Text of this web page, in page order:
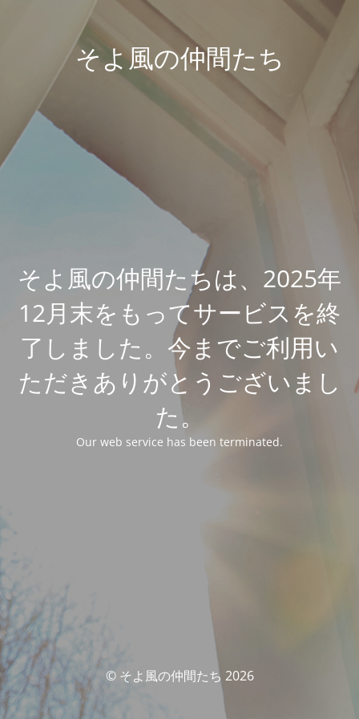
そよ風の仲間たち
そよ風の仲間たちは、2025年
12月末をもってサービスを終
了しました。今までご利用い
ただきありがとうございまし
た。
Our web service has been terminated.
© そよ風の仲間たち 2026